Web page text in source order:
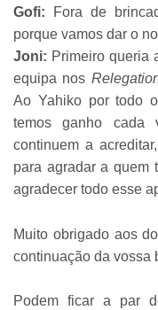
Gofi:
Fora de
porque vamos dar o
Joni: Primeiro queria
equipa nos
Ao Yahiko por todo
temos ganho
continuem a
para agradar a quem
agradecer todo esse
Muito obrigado aos
continuação da vossa
Podem ficar a par